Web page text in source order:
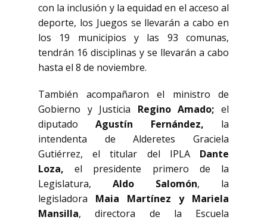
con la inclusión y la equidad en el acceso al
deporte, los Juegos se llevarán a cabo en
los 19 municipios y las 93 comunas,
tendrán 16 disciplinas y se llevarán a cabo
hasta el 8 de noviembre.
También acompañaron el ministro de
Gobierno y Justicia Regino Amado;el
diputadoAgustín Fernández, la
intendenta de Alderetes Graciela
Gutiérrez, el titular del IPLA Dante
Loza, el presidente primero de la
Legislatura, Aldo Salomón, la
legisladora Maia Martínez y Mariela
Mansilla, directora de la Escuela